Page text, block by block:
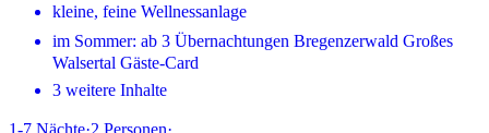
kleine, feine Wellnessanlage
im Sommer: ab 3 Übernachtungen Bregenzerwald Großes
Walsertal Gäste-Card
3 weitere Inhalte
1-7 Nächte·2 Personen·